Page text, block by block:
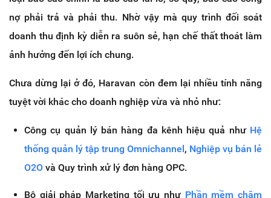
nợ phải trả và phải thu. Nhờ vậy mà quy trình đối soát
doanh thu định kỳ diễn ra suôn sẻ, hạn chế thất thoát làm
ảnh hưởng đến lợi ích chung.
Chưa dừng lại ở đó, Haravan còn đem lại nhiều tính năng
tuyệt vời khác cho doanh nghiệp vừa và nhỏ như:
Công cụ quản lý bán hàng đa kênh hiệu quả như Hệ
thống quản lý tập trung Omnichannel, Nghiệp vụ bán lẻ
O2O và Quy trình xử lý đơn hàng OPC.
Bộ giải pháp Marketing tối ưu như Phần mềm chăm